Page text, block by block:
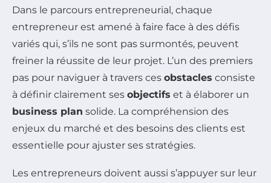
Dans le parcours entrepreneurial, chaque
entrepreneur est amené à faire face à des défis
variés qui, s’ils ne sont pas surmontés, peuvent
freiner la réussite de leur projet. L’un des premiers
pas pour naviguer à travers ces obstacles consiste
à définir clairement ses objectifs et à élaborer un
business plan solide. La compréhension des
enjeux du marché et des besoins des clients est
essentielle pour ajuster ses stratégies.
Les entrepreneurs doivent aussi s’appuyer sur leur